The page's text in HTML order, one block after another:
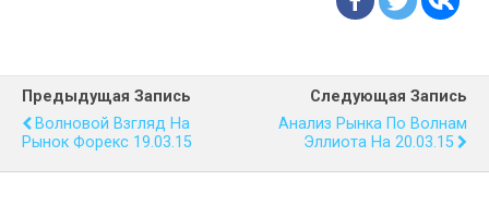
Предыдущая Запись
Волновой Взгляд На
Рынок Форекс 19.03.15
Следующая Запись
Анализ Рынка По Волнам
Эллиота На 20.03.15